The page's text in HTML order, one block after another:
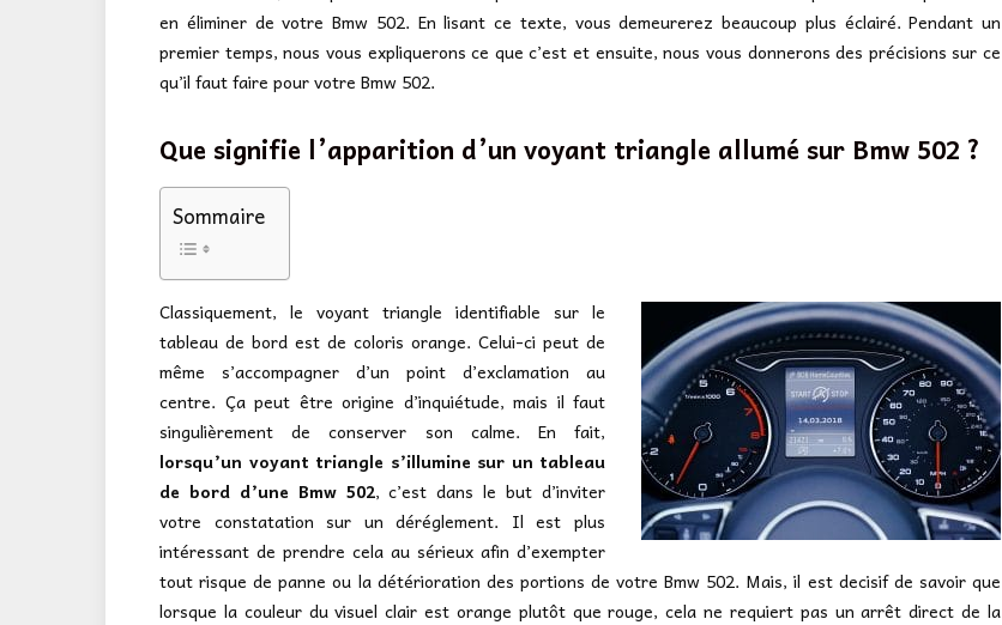
en éliminer de votre Bmw 502. En lisant ce texte, vous demeurerez beaucoup plus éclairé. Pendant un
premier temps, nous vous expliquerons ce que c’est et ensuite, nous vous donnerons des précisions sur ce
qu’il faut faire pour votre Bmw 502.
Que signifie l’apparition d’un voyant triangle allumé sur Bmw 502 ?
Sommaire
Classiquement, le voyant triangle identifiable sur le
tableau de bord est de coloris orange. Celui-ci peut de
même s’accompagner d’un point d’exclamation au
centre. Ça peut être origine d’inquiétude, mais il faut
singulièrement de conserver son calme. En fait,
lorsqu’un voyant triangle s’illumine sur un tableau
de bord d’une Bmw 502, c’est dans le but d’inviter
votre constatation sur un déréglement. Il est plus
intéressant de prendre cela au sérieux afin d’exempter
tout risque de panne ou la détérioration des portions de votre Bmw 502. Mais, il est decisif de savoir que
lorsque la couleur du visuel clair est orange plutôt que rouge, cela ne requiert pas un arrêt direct de la